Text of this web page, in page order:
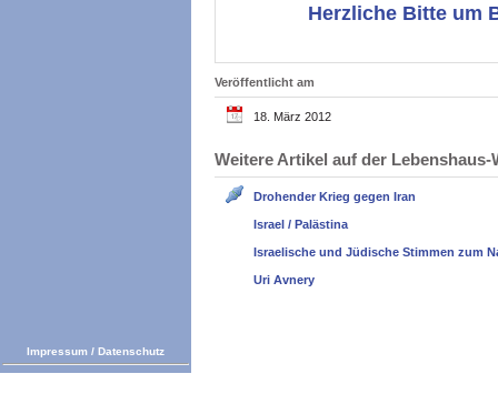
Herzliche Bitte um
Veröffentlicht am
18. März 2012
Weitere Artikel auf der
Drohender Krieg gegen Iran
Israel / Palästina
Israelische und Jüdische Stimmen zum
Uri Avnery
Impressum / Datenschutz